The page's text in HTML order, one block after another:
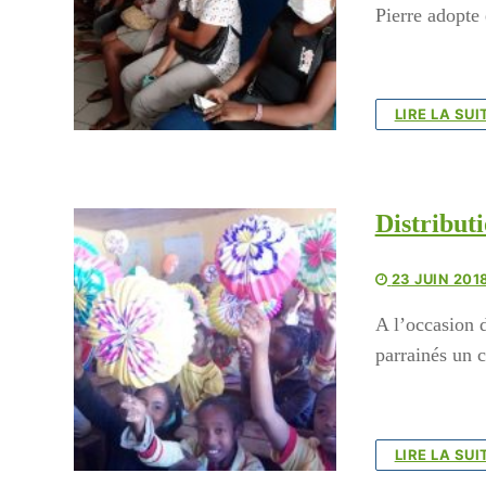
Pierre
LIRE LA
23 JUIN
A l’occasion
parrainés un
LIRE LA
Mme